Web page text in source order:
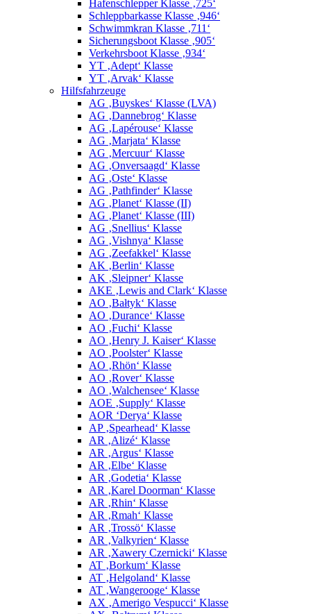
Hafenschlepper Klasse ‚725‘
Schleppbarkasse Klasse ‚946‘
Schwimmkran Klasse ‚711‘
Sicherungsboot Klasse ‚905‘
Verkehrsboot Klasse ‚934‘
YT ‚Adept‘ Klasse
YT ‚Arvak‘ Klasse
Hilfsfahrzeuge
AG ‚Buyskes‘ Klasse (LVA)
AG ‚Dannebrog‘ Klasse
AG ‚Lapérouse‘ Klasse
AG ‚Marjata‘ Klasse
AG ‚Mercuur‘ Klasse
AG ‚Onversaagd‘ Klasse
AG ‚Oste‘ Klasse
AG ‚Pathfinder‘ Klasse
AG ‚Planet‘ Klasse (II)
AG ‚Planet‘ Klasse (III)
AG ‚Snellius‘ Klasse
AG ‚Vishnya‘ Klasse
AG ‚Zeefakkel‘ Klasse
AK ‚Berlin‘ Klasse
AK ‚Sleipner‘ Klasse
AKE ‚Lewis and Clark‘ Klasse
AO ‚Bałtyk‘ Klasse
AO ‚Durance‘ Klasse
AO ‚Fuchi‘ Klasse
AO ‚Henry J. Kaiser‘ Klasse
AO ‚Poolster‘ Klasse
AO ‚Rhön‘ Klasse
AO ‚Rover‘ Klasse
AO ‚Walchensee‘ Klasse
AOE ‚Supply‘ Klasse
AOR ‘Derya‘ Klasse
AP ‚Spearhead‘ Klasse
AR ‚Alizé‘ Klasse
AR ‚Argus‘ Klasse
AR ‚Elbe‘ Klasse
AR ‚Godetia‘ Klasse
AR ‚Karel Doorman‘ Klasse
AR ‚Rhin‘ Klasse
AR ‚Rmah‘ Klasse
AR ‚Trossö‘ Klasse
AR ‚Valkyrien‘ Klasse
AR ‚Xawery Czernicki‘ Klasse
AT ‚Borkum‘ Klasse
AT ‚Helgoland‘ Klasse
AT ‚Wangerooge‘ Klasse
AX ‚Amerigo Vespucci‘ Klasse